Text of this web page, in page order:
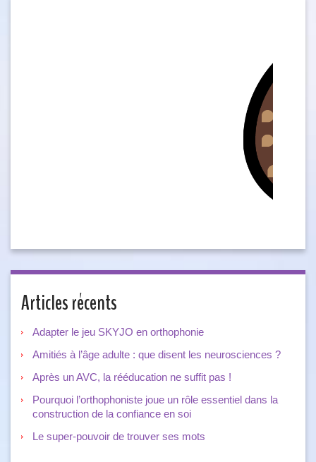
Articles récents
Adapter le jeu SKYJO en orthophonie
Amitiés à l’âge adulte : que disent les neurosciences ?
Après un AVC, la rééducation ne suffit pas !
Pourquoi l’orthophoniste joue un rôle essentiel dans la
construction de la confiance en soi
Le super-pouvoir de trouver ses mots